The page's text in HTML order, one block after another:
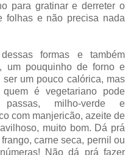
para gratinar e derreter o
folhas e não precisa nada
formas e também
um pouquinho de forno e
um pouco calórica, mas
quem é vegetariano pode
milho-verde e
com manjericão, azeite de
muito bom. Dá prá
carne seca, pernil ou
Não dá prá fazer